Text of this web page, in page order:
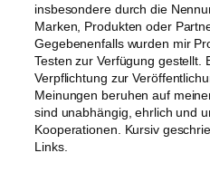
insbesondere durch die
Marken, Produkten oder
Gegebenenfalls wurden mir
Testen zur Verfügung gestellt.
Verpflichtung zur
Meinungen beruhen auf
sind unabhängig, ehrlich und
Kooperationen. Kursiv
Links.